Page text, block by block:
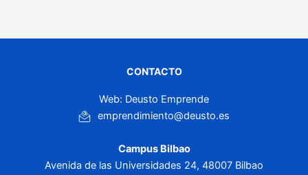
CONTACTO
Web: Deusto Emprende
emprendimiento@deusto.es
Campus Bilbao
Avenida de las Universidades 24, 48007 Bilbao